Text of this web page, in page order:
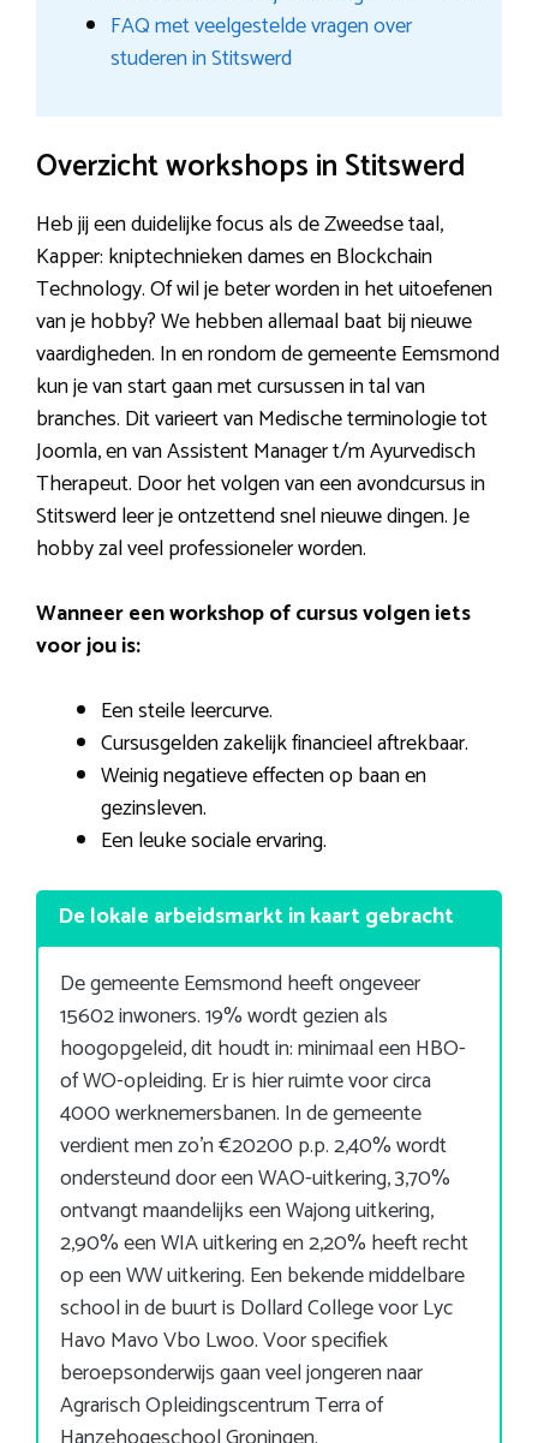
FAQ met veelgestelde vragen over
studeren in Stitswerd
Overzicht workshops in Stitswerd
Heb jij een duidelijke focus als de Zweedse taal,
Kapper: kniptechnieken dames en Blockchain
Technology. Of wil je beter worden in het uitoefenen
van je hobby? We hebben allemaal baat bij nieuwe
vaardigheden. In en rondom de gemeente Eemsmond
kun je van start gaan met cursussen in tal van
branches. Dit varieert van Medische terminologie tot
Joomla, en van Assistent Manager t/m Ayurvedisch
Therapeut. Door het volgen van een avondcursus in
Stitswerd leer je ontzettend snel nieuwe dingen. Je
hobby zal veel professioneler worden.
Wanneer een workshop of cursus volgen iets
voor jou is:
Een steile leercurve.
Cursusgelden zakelijk financieel aftrekbaar.
Weinig negatieve effecten op baan en
gezinsleven.
Een leuke sociale ervaring.
De lokale arbeidsmarkt in kaart gebracht
De gemeente Eemsmond heeft ongeveer
15602 inwoners. 19% wordt gezien als
hoogopgeleid, dit houdt in: minimaal een HBO-
of WO-opleiding. Er is hier ruimte voor circa
4000 werknemersbanen. In de gemeente
verdient men zo’n €20200 p.p. 2,40% wordt
ondersteund door een WAO-uitkering, 3,70%
ontvangt maandelijks een Wajong uitkering,
2,90% een WIA uitkering en 2,20% heeft recht
op een WW uitkering. Een bekende middelbare
school in de buurt is Dollard College voor Lyc
Havo Mavo Vbo Lwoo. Voor specifiek
beroepsonderwijs gaan veel jongeren naar
Agrarisch Opleidingscentrum Terra of